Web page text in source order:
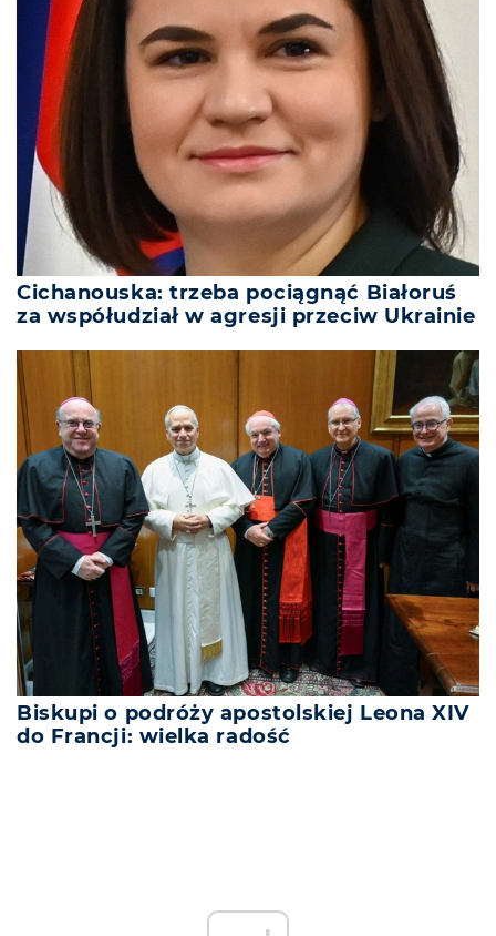
Cichanouska: trzeba pociągnąć Białoruś
za współudział w agresji przeciw Ukrainie
Biskupi o podróży apostolskiej Leona XIV
do Francji: wielka radość